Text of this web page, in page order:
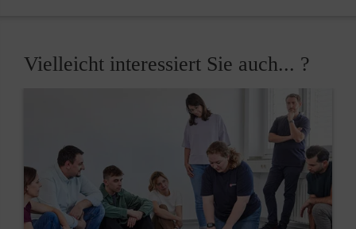
Vielleicht interessiert Sie auch... ?